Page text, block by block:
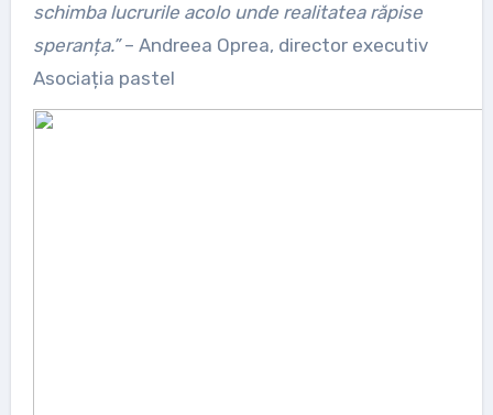
schimba lucrurile acolo unde realitatea răpise
speranța.”– Andreea Oprea, director executiv
Asociația pastel